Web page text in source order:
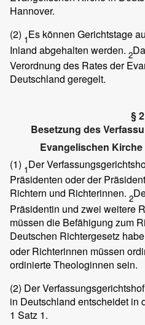
Hannover.
(2) 1Es können Gerichtstage
Inland abgehalten werden. 2
Verordnung des Rates der
Deutschland geregelt.
§ 2
Besetzung des
Evangelischen
(1) 1Der
Präsidenten oder der
Richtern und Richterinnen. 2
Präsidentin und zwei weitere
müssen die Befähigung zum
Deutschen Richtergesetz
oder Richterinnen müssen
ordinierte Theologinnen sein.
(2) Der
in Deutschland entscheidet in
1 Satz 1.